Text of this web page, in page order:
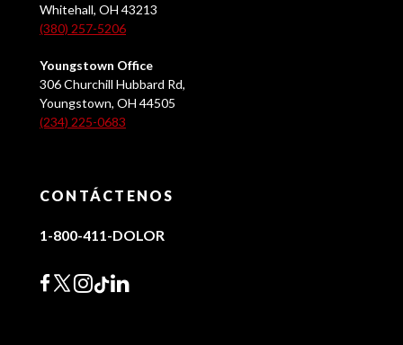
Whitehall, OH 43213
(380) 257-5206
Youngstown Office
306 Churchill Hubbard Rd,
Youngstown, OH 44505
(234) 225-0683
CONTÁCTENOS
1-800-411-DOLOR